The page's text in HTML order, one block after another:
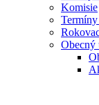
Komisie
Obecný